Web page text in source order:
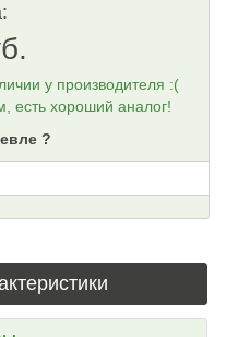
у производителя :(
есть хороший аналог!
?